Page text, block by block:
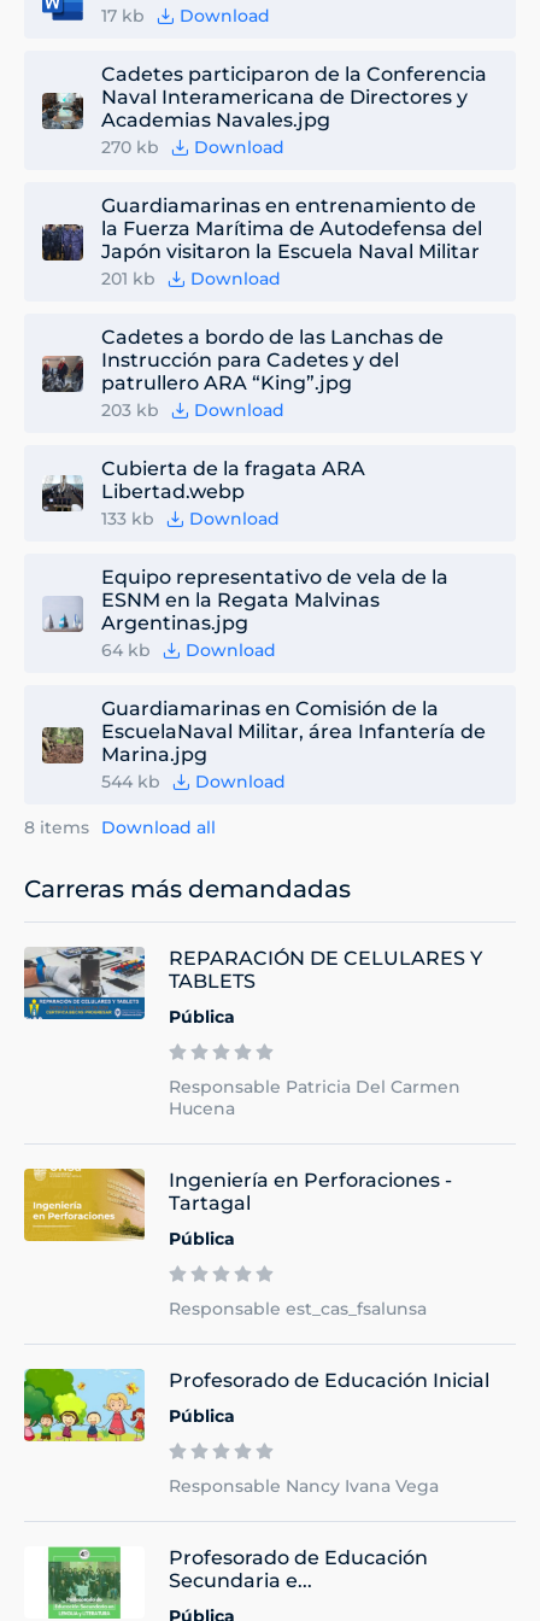
17 kb Download
Cadetes participaron de la Conferencia
Naval Interamericana de Directores y
Academias Navales.jpg
270 kb Download
Guardiamarinas en entrenamiento de
la Fuerza Marítima de Autodefensa del
Japón visitaron la Escuela Naval Militar
201 kb Download
Cadetes a bordo de las Lanchas de
Instrucción para Cadetes y del
patrullero ARA “King”.jpg
203 kb Download
Cubierta de la fragata ARA
Libertad.webp
133 kb Download
Equipo representativo de vela de la
ESNM en la Regata Malvinas
Argentinas.jpg
64 kb Download
Guardiamarinas en Comisión de la
EscuelaNaval Militar, área Infantería de
Marina.jpg
544 kb Download
8 items Download all
Carreras más demandadas
REPARACIÓN DE CELULARES Y
TABLETS
Pública
Responsable Patricia Del Carmen
Hucena
Ingeniería en Perforaciones -
Tartagal
Pública
Responsable est_cas_fsalunsa
Profesorado de Educación Inicial
Pública
Responsable Nancy Ivana Vega
Profesorado de Educación
Secundaria e...
Pública